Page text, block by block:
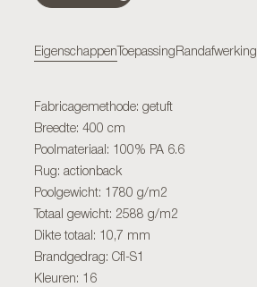
Eigenschappen Toepassing Randafwerking
Fabricagemethode: getuft
Breedte: 400 cm
Poolmateriaal: 100% PA 6.6
Rug: actionback
Poolgewicht: 1780 g/m2
Totaal gewicht: 2588 g/m2
Dikte totaal: 10,7 mm
Brandgedrag: Cfl-S1
Kleuren: 16